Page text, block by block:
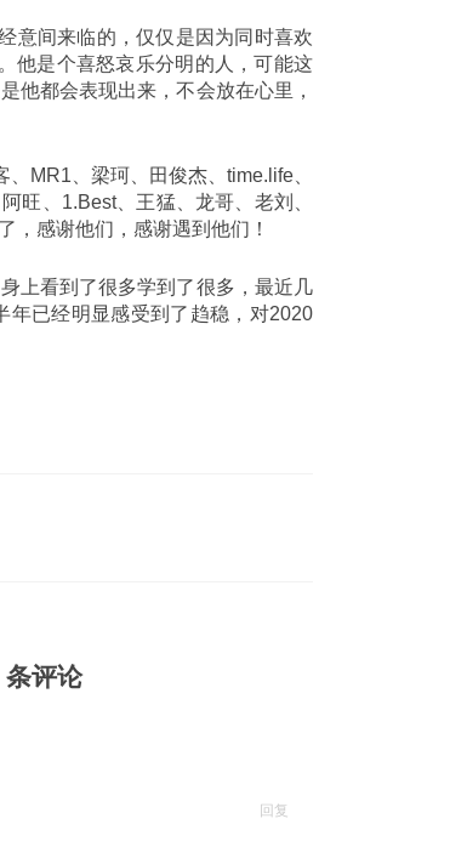
意间来临的，仅仅是因为同时喜欢
他是个喜怒哀乐分明的人，可能这
他都会表现出来，不会放在心里，
MR1、梁珂、田俊杰、time.life、
旺、1.Best、王猛、龙哥、老刘、
，感谢他们，感谢遇到他们！
上看到了很多学到了很多，最近几
年已经明显感受到了趋稳，对2020
条评论
回复